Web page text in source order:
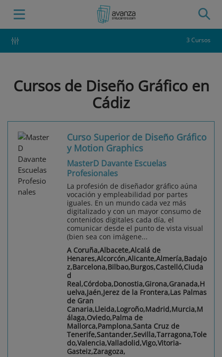
3 Cursos
Cursos de Diseño Gráfico en
Cádiz
Curso Superior de Diseño Gráfico
y Motion Graphics
MasterD Davante Escuelas
Profesionales
La profesión de diseñador gráfico aúna
vocación y empleabilidad por partes
iguales. En un mundo cada vez más
digitalizado y con un mayor consumo de
contenidos digitales cada día, el
comunicar desde el punto de vista visual
(bien sea con imágene...
A Coruña,Albacete,Alcalá de
Henares,Alcorcón,Alicante,Almería,Badajo
z,Barcelona,Bilbao,Burgos,Castelló,Ciuda
d
Real,Córdoba,Donostia,Girona,Granada,H
uelva,Jaén,Jerez de la Frontera,Las Palmas
de Gran
Canaria,Lleida,Logroño,Madrid,Murcia,M
álaga,Oviedo,Palma de
Mallorca,Pamplona,Santa Cruz de
Tenerife,Santander,Sevilla,Tarragona,Tole
do,Valencia,Valladolid,Vigo,Vitoria-
Gasteiz,Zaragoza,